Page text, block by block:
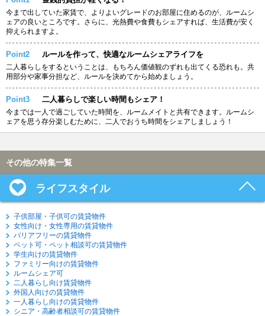
今まで出していた家賃で、よりよいグレードのお部屋に住めるのが、ルームシ
ェアの良いところです。さらに、光熱費や食費もシェアすれば、生活費が安く
抑えられますよ。
Point2 ルールを作って、快適なルームシェアライフを
二人暮らしをするということは、もちろん価値観のずれも出てくる恐れも。共
用部分や家事分担など、ルールを決めてから始めましょう。
Point3 二人暮らしで楽しい時間もシェア！
今までは一人で過ごしていた時間を、ルームメイトと共有できます。ルームシ
ェアを思う存分楽しむために、二人でおうち時間をシェアしましょう！
その他の特集一覧
ライフスタイル
子供部屋・子供可の賃貸物件
女性向け・女性専用の賃貸物件
バリアフリーの賃貸物件
ペット可・ペット相談可の賃貸物件
学生向けの賃貸物件
ファミリー向けの賃貸物件
ルームシェア可
二人暮らし向け賃貸物件
外国人向けの賃貸物件
一人暮らし向けの賃貸物件
シニア・高齢者相談可の賃貸物件